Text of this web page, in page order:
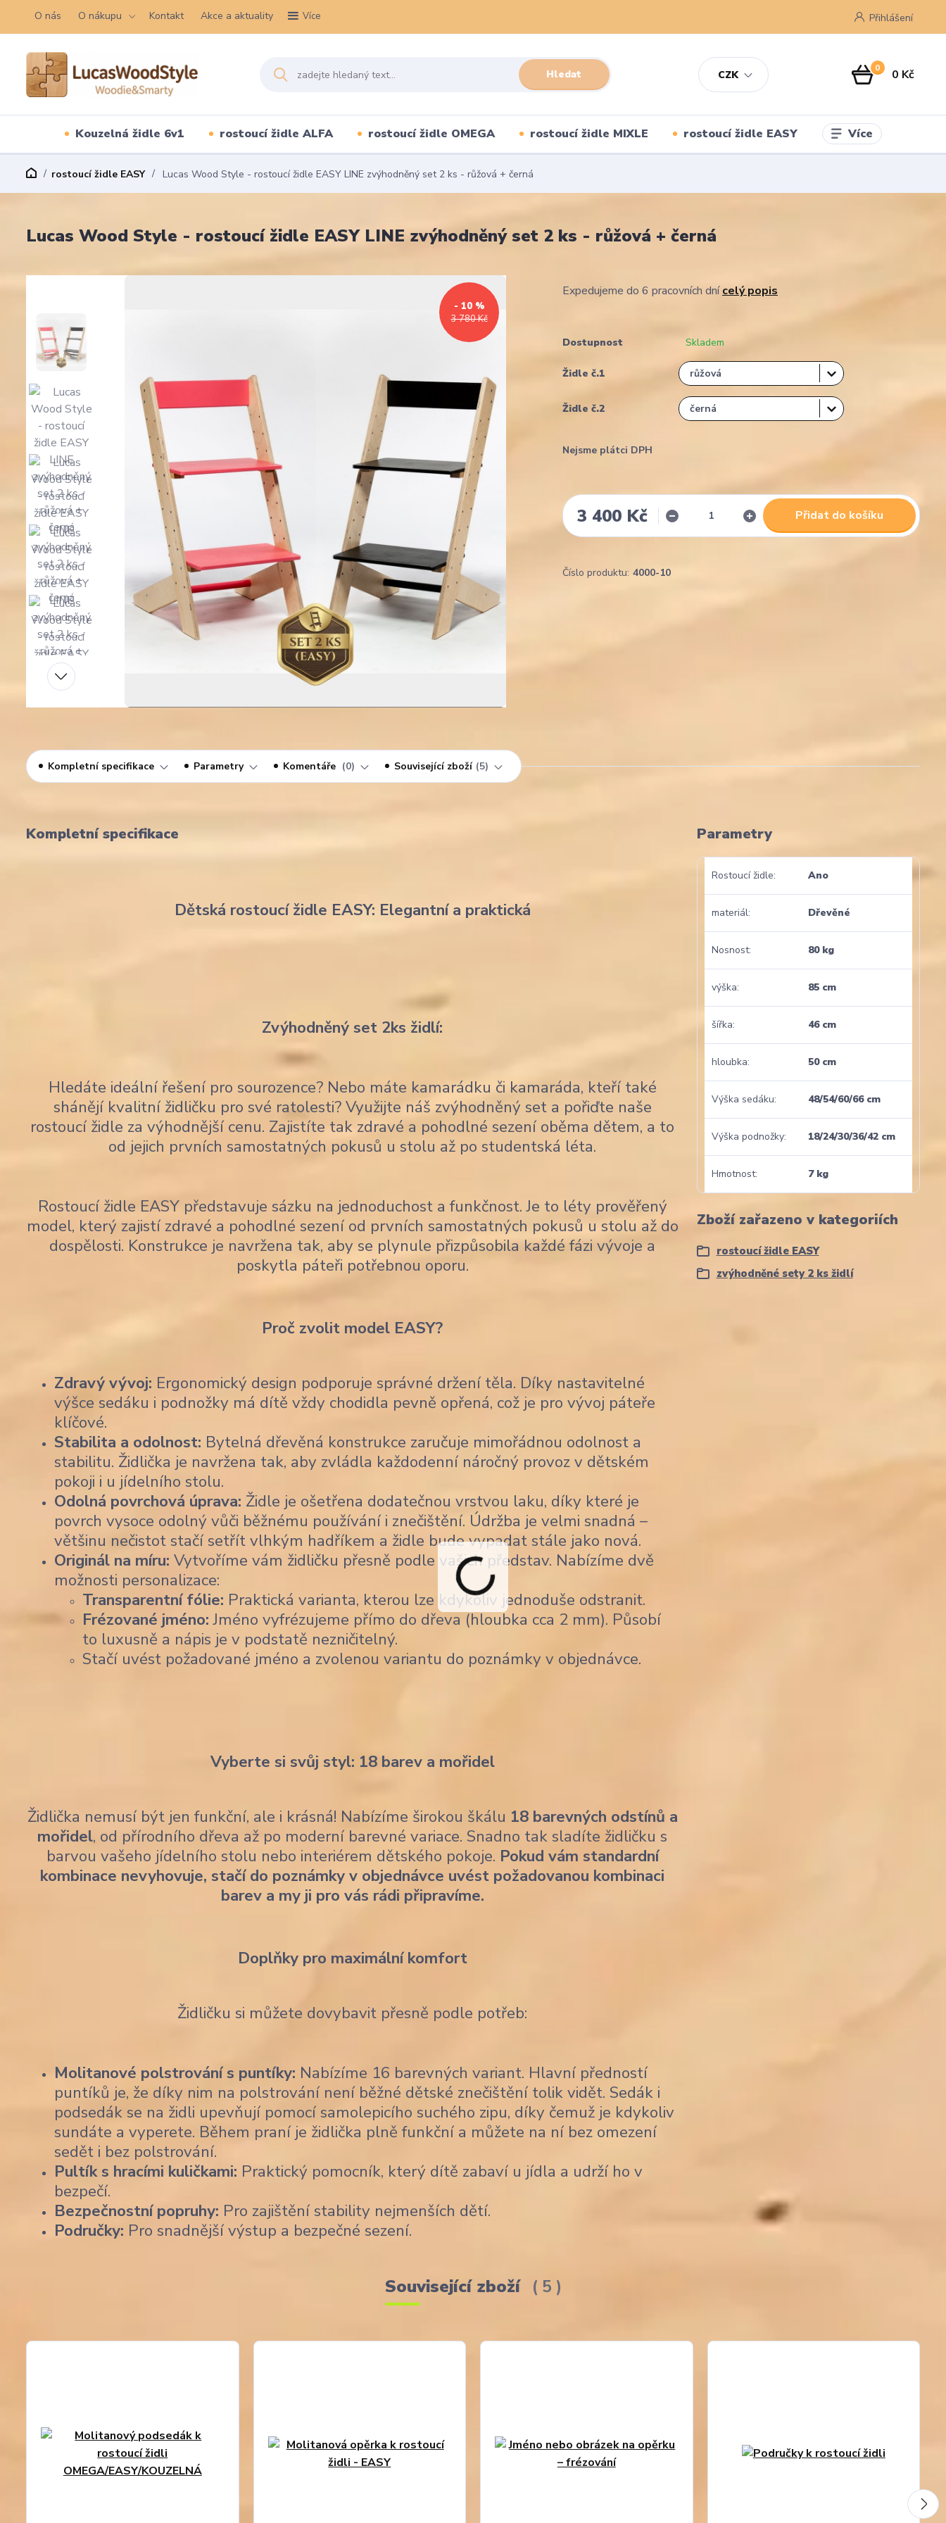
O nás O nákupu Kontakt Akce a aktuality Více
CZK
Přihlášení
Hledat 0 0 Kč
Kouzelná židle 6v1 rostoucí židle ALFA rostoucí židle OMEGA rostoucí židle MIXLE rostoucí židle EASY Více
rostoucí židle EASY Lucas Wood Style - rostoucí židle EASY LINE zvýhodněný set 2 ks - růžová + černá
Lucas Wood Style - rostoucí židle EASY LINE zvýhodněný set 2 ks - růžová + černá
3 780 Kč
- 10 %
Expedujeme do 6 pracovních dnícelý popis
Dostupnost Skladem
Židle č.1
Židle č.2
Nejsme plátci DPH
3 400 Kč Přidat do košíku
Číslo produktu: 4000-10
Kompletní specifikace Parametry Komentáře 0 Související zboží 5
Kompletní specifikace
Dětská rostoucí židle EASY: Elegantní a praktická
Zvýhodněný set 2ks židlí:
Hledáte ideální řešení pro sourozence? Nebo máte kamarádku či kamaráda, kteří také
shánějí kvalitní židličku pro své ratolesti? Využijte náš zvýhodněný set a pořiďte naše
rostoucí židle za výhodnější cenu. Zajistíte tak zdravé a pohodlné sezení oběma dětem, a to
od jejich prvních samostatných pokusů u stolu až po studentská léta.
Rostoucí židle EASY představuje sázku na jednoduchost a funkčnost. Je to léty prověřený
model, který zajistí zdravé a pohodlné sezení od prvních samostatných pokusů u stolu až do
dospělosti. Konstrukce je navržena tak, aby se plynule přizpůsobila každé fázi vývoje a
poskytla páteři potřebnou oporu.
Proč zvolit model EASY?
Zdravý vývoj: Ergonomický design podporuje správné držení těla. Díky nastavitelné
výšce sedáku i podnožky má dítě vždy chodidla pevně opřená, což je pro vývoj páteře
klíčové.
Stabilita a odolnost: Bytelná dřevěná konstrukce zaručuje mimořádnou odolnost a
stabilitu. Židlička je navržena tak, aby zvládla každodenní náročný provoz v dětském
pokoji i u jídelního stolu.
Odolná povrchová úprava: Židle je ošetřena dodatečnou vrstvou laku, díky které je
povrch vysoce odolný vůči běžnému používání i znečištění. Údržba je velmi snadná –
většinu nečistot stačí setřít vlhkým hadříkem a židle bude vypadat stále jako nová.
Originál na míru: Vytvoříme vám židličku přesně podle vašich představ. Nabízíme dvě
možnosti personalizace:
Transparentní fólie: Praktická varianta, kterou lze kdykoliv jednoduše odstranit.
Frézované jméno:Jméno vyfrézujeme přímo do dřeva (hloubka cca 2 mm). Působí
to luxusně a nápis je v podstatě nezničitelný.
Stačí uvést požadované jméno a zvolenou variantu do poznámky v objednávce.
Vyberte si svůj styl: 18 barev a mořidel
Židlička nemusí být jen funkční, ale i krásná! Nabízíme širokou škálu 18 barevných odstínů a
mořidel, od přírodního dřeva až po moderní barevné variace. Snadno tak sladíte židličku s
barvou vašeho jídelního stolu nebo interiérem dětského pokoje. Pokud vám standardní
kombinace nevyhovuje, stačí do poznámky v objednávce uvést požadovanou kombinaci
barev a my ji pro vás rádi připravíme.
Doplňky pro maximální komfort
Židličku si můžete dovybavit přesně podle potřeb:
Molitanové polstrování s puntíky: Nabízíme 16 barevných variant. Hlavní předností
puntíků je, že díky nim na polstrování není běžné dětské znečištění tolik vidět. Sedák i
podsedák se na židli upevňují pomocí samolepicího suchého zipu, díky čemuž je kdykoliv
sundáte a vyperete. Během praní je židlička plně funkční a můžete na ní bez omezení
sedět i bez polstrování.
Pultík s hracími kuličkami: Praktický pomocník, který dítě zabaví u jídla a udrží ho v
bezpečí.
Bezpečnostní popruhy: Pro zajištění stability nejmenších dětí.
Područky: Pro snadnější výstup a bezpečné sezení.
Parametry
Rostoucí židle Ano
materiál Dřevěné
Nosnost 80 kg
výška 85 cm
šířka 46 cm
hloubka 50 cm
Výška sedáku 48/54/60/66 cm
Výška podnožky 18/24/30/36/42 cm
Hmotnost 7 kg
Zboží zařazeno v kategoriích
rostoucí židle EASY
zvýhodněné sety 2 ks židlí
Související zboží 5